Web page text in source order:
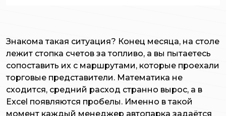
Знакома такая ситуация? Конец месяца, на столе
лежит стопка счетов за топливо, а вы пытаетесь
сопоставить их с маршрутами, которые проехали
торговые представители. Математика не
сходится, средний расход странно вырос, а в
Excel появляются пробелы. Именно в такой
момент каждый менеджер автопарка задаётся